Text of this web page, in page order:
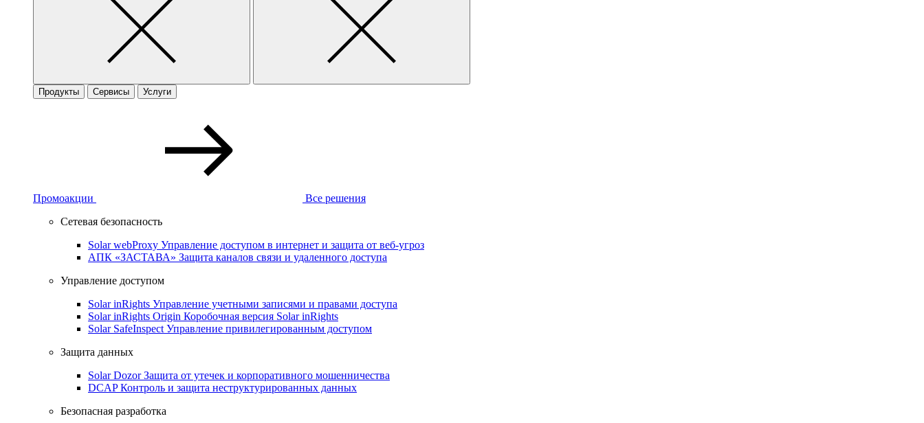
Продукты Сервисы Услуги
Промоакции
Все решения
Сетевая безопасность
Solar webProxy Управление доступом в интернет и защита от веб-угроз
АПК «ЗАСТАВА» Защита каналов связи и удаленного доступа
Управление доступом
Solar inRights Управление учетными записями и правами доступа
Solar inRights Origin Коробочная версия Solar inRights
Solar SafeInspect Управление привилегированным доступом
Защита данных
Solar DozorЗащита от утечек и корпоративного мошенничества
DCAPКонтроль и защита неструктурированных данных
Безопасная разработка